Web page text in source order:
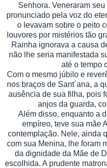
Senhora. Veneraram
pronunciado pela voz do
o levavam sobre o peito
louvores por mistérios tão
Rainha ignorava a causa
não lhe seria manifestada
até o tempo
Com o mesmo júbilo e
nos braços de Sant´ana, a
ausência de sua filha, pois
anjos da guarda,
Além disso, enquanto a
empíreo, teve sua mãe
contemplação. Nele, ainda
com sua Menina, lhe foram
da dignidade da Mãe de
escolhida. A prudente